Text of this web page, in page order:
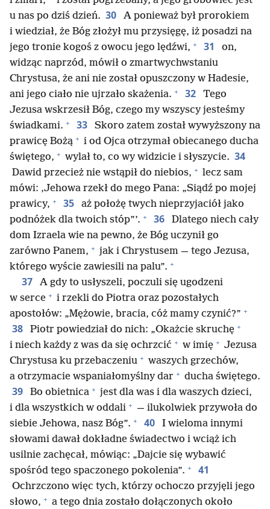
u nas po dziś dzień. 30
A ponieważ był prorokiem
i wiedział, że Bóg złożył mu przysięgę, iż posadzi na
jego tronie kogoś z owocu jego lędźwi, + 31
on,
widząc naprzód, mówił o zmartwychwstaniu
Chrystusa, że ani nie został opuszczony w Hadesie,
ani jego ciało nie ujrzało skażenia. + 32
Tego
Jezusa wskrzesił Bóg, czego my wszyscy jesteśmy
świadkami. + 33
Skoro zatem został wywyższony na
prawicę Bożą + i od Ojca otrzymał obiecanego ducha
świętego, + wylał to, co wy widzicie i słyszycie. 34
Dawid przecież nie wstąpił do niebios, + lecz sam
mówi: ‚Jehowa rzekł do mego Pana: „Siądź po mojej
prawicy, + 35
aż położę twych nieprzyjaciół jako
podnóżek dla twoich stóp”’. + 36
Dlatego niech cały
dom Izraela wie na pewno, że Bóg uczynił go
zarówno Panem, + jak i Chrystusem — tego Jezusa,
którego wyście zawiesili na palu”. +
37
A gdy to usłyszeli, poczuli się ugodzeni
w serce + i rzekli do Piotra oraz pozostałych
apostołów: „Mężowie, bracia, cóż mamy czynić?” +
38 Piotr powiedział do nich: „Okażcie skruchę +
i niech każdy z was da się ochrzcić + w imię + Jezusa
Chrystusa ku przebaczeniu + waszych grzechów,
a otrzymacie wspaniałomyślny dar + ducha świętego.
39 Bo obietnica + jest dla was i dla waszych dzieci,
i dla wszystkich w oddali + — ilukolwiek przywoła do
siebie Jehowa, nasz Bóg”. + 40
I wieloma innymi
słowami dawał dokładne świadectwo i wciąż ich
usilnie zachęcał, mówiąc: „Dajcie się wybawić
spośród tego spaczonego pokolenia”. + 41
Ochrzczono więc tych, którzy ochoczo przyjęli jego
słowo, + a tego dnia zostało dołączonych około